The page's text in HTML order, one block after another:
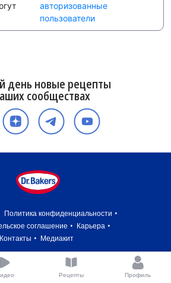
авторизованные
пользователи
день новые рецепты
сообществах
Политика конфиденциальности
соглашение
Карьера
Контакты
Медиакит
Рецепты Профиль